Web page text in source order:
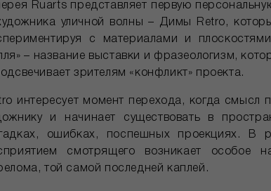
Ruarts представляет первую
уличной волны – Димы Retro,
с материалами и
– название выставки и фразеологизм,
зрителям «конфликт» проекта.
интересует момент перехода, когда смысл
и начинает существовать в
ошибках, поспешных проекциях. В
смотрящего возникает особое
той самой последней каплей.